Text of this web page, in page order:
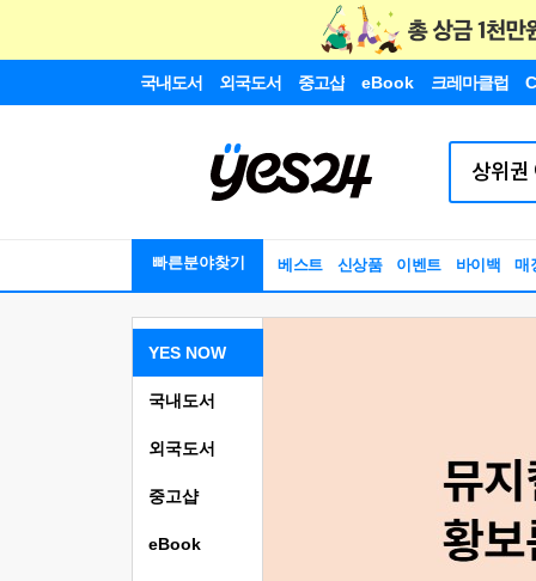
국내도서 외국도서 중고샵 eBook 크레마클럽
빠른분야찾기 베스트 신상품 이벤트 바이백 매
YES NOW
국내도서
외국도서
중고샵
eBook